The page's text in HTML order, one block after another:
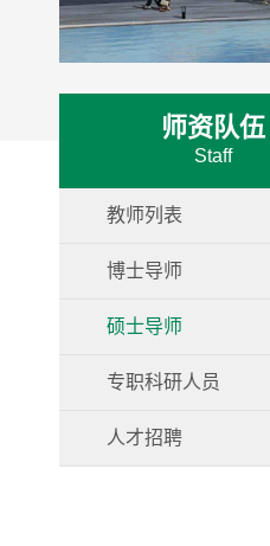
师资队伍
Staff
教师列表
博士导师
硕士导师
专职科研人员
人才招聘